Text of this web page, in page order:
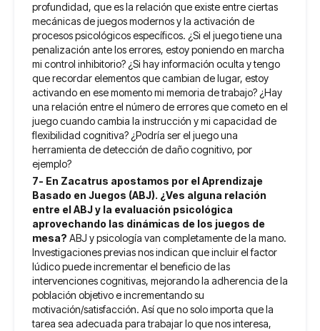
profundidad, que es la relación que existe entre ciertas
mecánicas de juegos modernos y la activación de
procesos psicológicos específicos. ¿Si el juego tiene una
penalización ante los errores, estoy poniendo en marcha
mi control inhibitorio? ¿Si hay información oculta y tengo
que recordar elementos que cambian de lugar, estoy
activando en ese momento mi memoria de trabajo? ¿Hay
una relación entre el número de errores que cometo en el
juego cuando cambia la instrucción y mi capacidad de
flexibilidad cognitiva? ¿Podría ser el juego una
herramienta de detección de daño cognitivo, por
ejemplo?
7- En Zacatrus apostamos por el Aprendizaje
Basado en Juegos (ABJ). ¿Ves alguna relación
entre el ABJ y la evaluación psicológica
aprovechando las dinámicas de los juegos de
mesa? ABJ y psicología van completamente de la mano.
Investigaciones previas nos indican que incluir el factor
lúdico puede incrementar el beneficio de las
intervenciones cognitivas, mejorando la adherencia de la
población objetivo e incrementando su
motivación/satisfacción. Así que no solo importa que la
tarea sea adecuada para trabajar lo que nos interesa,